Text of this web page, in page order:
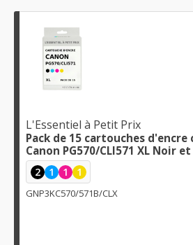
L'Essentiel à Petit Prix
Pack de 15 cartouches
Canon PG570/CLI571 XL Noir
2 1 1 1
GNP3KC570/571B/CLX